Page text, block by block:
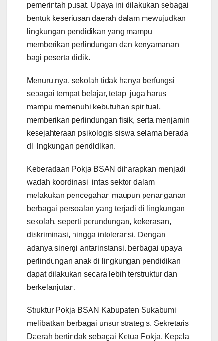
pemerintah pusat. Upaya ini dilakukan sebagai
bentuk keseriusan daerah dalam mewujudkan
lingkungan pendidikan yang mampu
memberikan perlindungan dan kenyamanan
bagi peserta didik.
Menurutnya, sekolah tidak hanya berfungsi
sebagai tempat belajar, tetapi juga harus
mampu memenuhi kebutuhan spiritual,
memberikan perlindungan fisik, serta menjamin
kesejahteraan psikologis siswa selama berada
di lingkungan pendidikan.
Keberadaan Pokja BSAN diharapkan menjadi
wadah koordinasi lintas sektor dalam
melakukan pencegahan maupun penanganan
berbagai persoalan yang terjadi di lingkungan
sekolah, seperti perundungan, kekerasan,
diskriminasi, hingga intoleransi. Dengan
adanya sinergi antarinstansi, berbagai upaya
perlindungan anak di lingkungan pendidikan
dapat dilakukan secara lebih terstruktur dan
berkelanjutan.
Struktur Pokja BSAN Kabupaten Sukabumi
melibatkan berbagai unsur strategis. Sekretaris
Daerah bertindak sebagai Ketua Pokja, Kepala